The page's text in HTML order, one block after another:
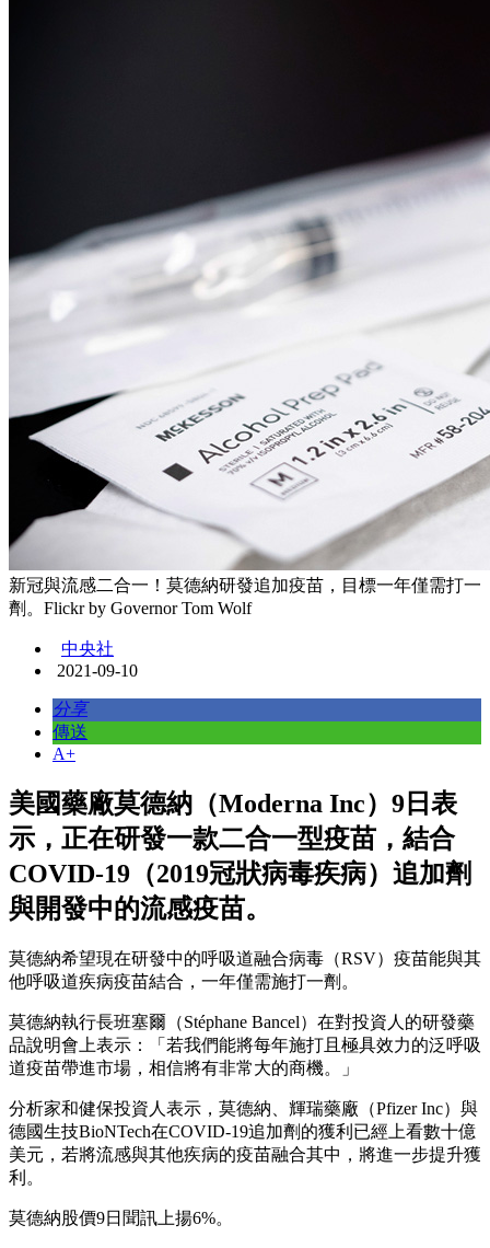
新冠與流感二合一！莫德納研發追加疫苗，目標一年僅需打一
劑。Flickr by Governor Tom Wolf
中央社
2021-09-10
分享
傳送
A+
美國藥廠莫德納（Moderna Inc）9日表
示，正在研發一款二合一型疫苗，結合
COVID-19（2019冠狀病毒疾病）追加劑
與開發中的流感疫苗。
莫德納希望現在研發中的呼吸道融合病毒（RSV）疫苗能與其
他呼吸道疾病疫苗結合，一年僅需施打一劑。
莫德納執行長班塞爾（Stéphane Bancel）在對投資人的研發藥
品說明會上表示：「若我們能將每年施打且極具效力的泛呼吸
道疫苗帶進市場，相信將有非常大的商機。」
分析家和健保投資人表示，莫德納、輝瑞藥廠（Pfizer Inc）與
德國生技BioNTech在COVID-19追加劑的獲利已經上看數十億
美元，若將流感與其他疾病的疫苗融合其中，將進一步提升獲
利。
莫德納股價9日聞訊上揚6%。